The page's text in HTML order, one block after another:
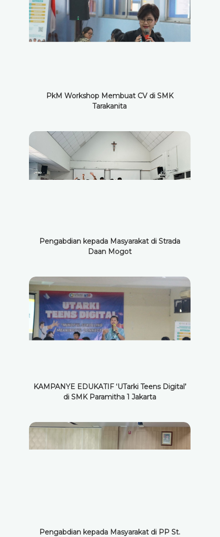
PkM Workshop Membuat CV di SMK
Tarakanita
Pengabdian kepada Masyarakat di Strada
Daan Mogot
KAMPANYE EDUKATIF ‘UTarki Teens Digital’
di SMK Paramitha 1 Jakarta
Pengabdian kepada Masyarakat di PP St.